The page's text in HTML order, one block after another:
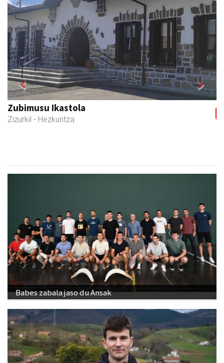
Zubimusu Ikastola
Zizurkil - Hezkuntza
Previous Next
Babes zabala jaso du Ansak